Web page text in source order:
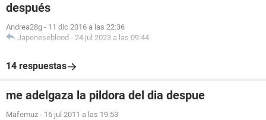
después
Andrea28g - 11 dic 2016 a las 22:36
Japeneseblood - 24 jul 2023 a las 09:44
14 respuestas
me adelgaza la pildora del dia despue
Mafemuz - 16 jul 2011 a las 19:53